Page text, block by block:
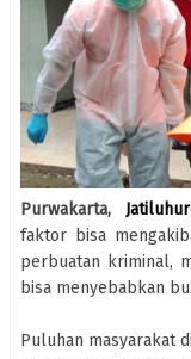
Purwakarta,
faktor bisa
perbuatan kriminal,
bisa menyebabkan
Puluhan masyarakat